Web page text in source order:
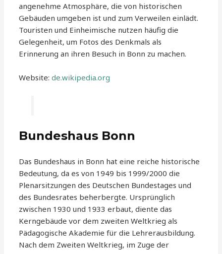
angenehme Atmosphäre, die von historischen
Gebäuden umgeben ist und zum Verweilen einlädt.
Touristen und Einheimische nutzen häufig die
Gelegenheit, um Fotos des Denkmals als
Erinnerung an ihren Besuch in Bonn zu machen.
Website:de.wikipedia.org
Bundeshaus Bonn
Das Bundeshaus in Bonn hat eine reiche historische
Bedeutung, da es von 1949 bis 1999/2000 die
Plenarsitzungen des Deutschen Bundestages und
des Bundesrates beherbergte. Ursprünglich
zwischen 1930 und 1933 erbaut, diente das
Kerngebäude vor dem zweiten Weltkrieg als
Pädagogische Akademie für die Lehrerausbildung.
Nach dem Zweiten Weltkrieg, im Zuge der